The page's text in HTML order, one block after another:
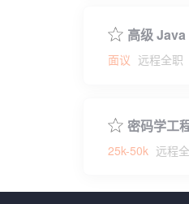
高级
面议 远程全职
密码学工
25k-50k 远程